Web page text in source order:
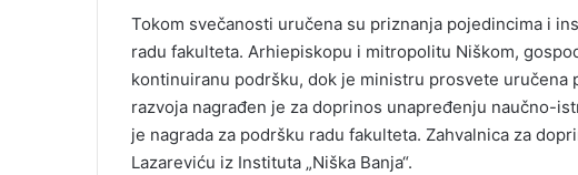
Tokom svečanosti uručena su priznanja pojedincima i
radu fakulteta. Arhiepiskopu i mitropolitu Niškom,
kontinuiranu podršku, dok je ministru prosvete uručena
razvoja nagrađen je za doprinos unapređenju naučno-
je nagrada za podršku radu fakulteta. Zahvalnica za
Lazareviću iz Instituta „Niška Banja“.